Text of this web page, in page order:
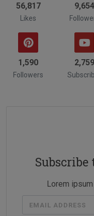
58,742
Likes
9,654
1,956
Followers
3,485
Lorem
EMAIL ADDRESS